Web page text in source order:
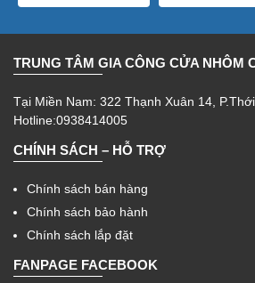
TRUNG TÂM GIA CÔNG CỬA NHÔM
Tại Miền Nam: 322 Thạnh Xuân 14,
Hotline:0938414005
CHÍNH SÁCH – HỖ TRỢ
Chính sách bán hàng
Chính sách bảo hành
Chính sách lắp đặt
FANPAGE FACEBOOK